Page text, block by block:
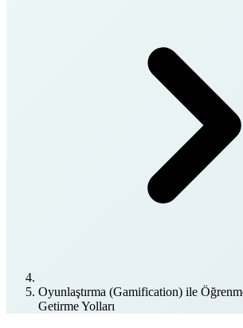
Oyunlaştırma (Gamification) ile
Getirme Yolları